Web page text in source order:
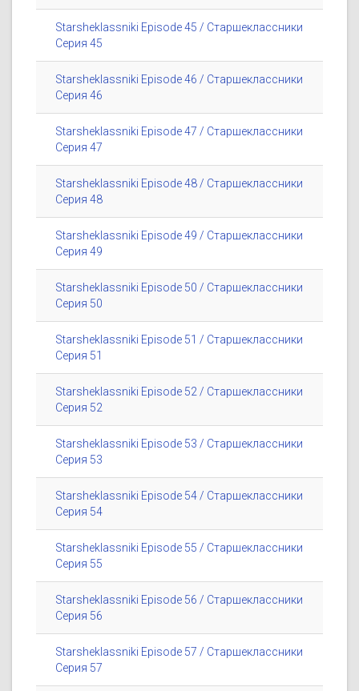
Starsheklassniki Episode 45 / Старшеклассники
Серия 45
Starsheklassniki Episode 46 / Старшеклассники
Серия 46
Starsheklassniki Episode 47 / Старшеклассники
Серия 47
Starsheklassniki Episode 48 / Старшеклассники
Серия 48
Starsheklassniki Episode 49 / Старшеклассники
Серия 49
Starsheklassniki Episode 50 / Старшеклассники
Серия 50
Starsheklassniki Episode 51 / Старшеклассники
Серия 51
Starsheklassniki Episode 52 / Старшеклассники
Серия 52
Starsheklassniki Episode 53 / Старшеклассники
Серия 53
Starsheklassniki Episode 54 / Старшеклассники
Серия 54
Starsheklassniki Episode 55 / Старшеклассники
Серия 55
Starsheklassniki Episode 56 / Старшеклассники
Серия 56
Starsheklassniki Episode 57 / Старшеклассники
Серия 57